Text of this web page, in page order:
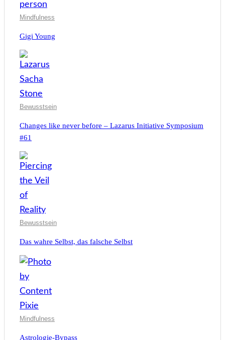
Mindfulness
Gigi Young
Bewusstsein
Changes like never before – Lazarus Initiative Symposium
#61
Bewusstsein
Das wahre Selbst, das falsche Selbst
Mindfulness
Astrologie-Bypass